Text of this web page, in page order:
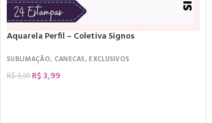
Aquarela Perfil – Coletiva Signos
SUBLIMAÇÃO, CANECAS,EXCLUSIVOS
R$9,99 R$3,99